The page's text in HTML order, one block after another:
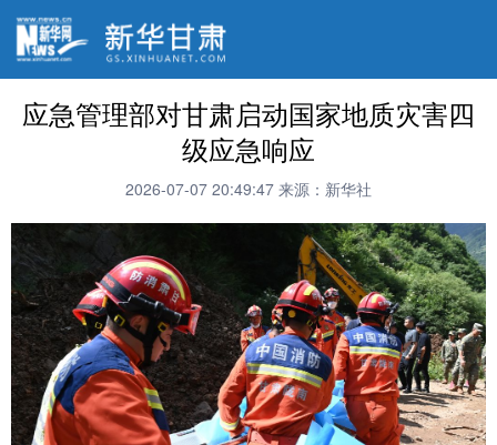
应急管理部对甘肃启动国家地质灾害四
级应急响应
2026-07-07 20:49:47 来源：新华社